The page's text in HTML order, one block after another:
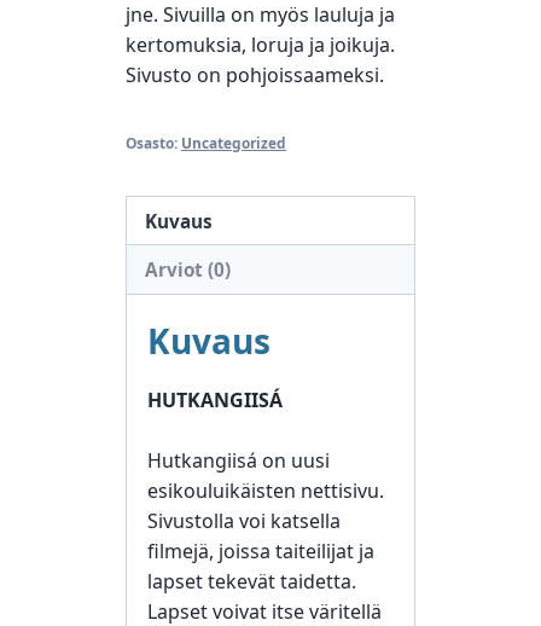
jne. Sivuilla on myös lauluja ja
kertomuksia, loruja ja joikuja.
Sivusto on pohjoissaameksi.
Osasto: Uncategorized
Kuvaus
Arviot (0)
Kuvaus
HUTKANGIISÁ
Hutkangiisá on uusi
esikouluikäisten nettisivu.
Sivustolla voi katsella
filmejä, joissa taiteilijat ja
lapset tekevät taidetta.
Lapset voivat itse väritellä